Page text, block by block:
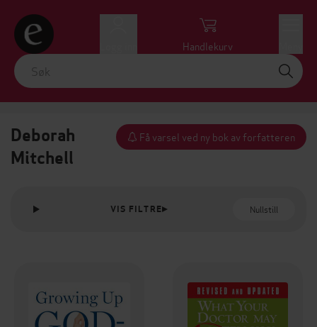
Handlekurv
Deborah
Mitchell
Få varsel ved ny bok av forfatteren
VIS FILTRE Nullstill